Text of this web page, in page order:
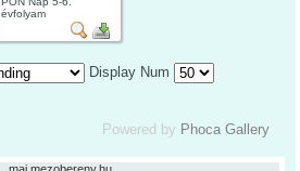
évfolyam
Display Num
Powered by Phoca Gallery